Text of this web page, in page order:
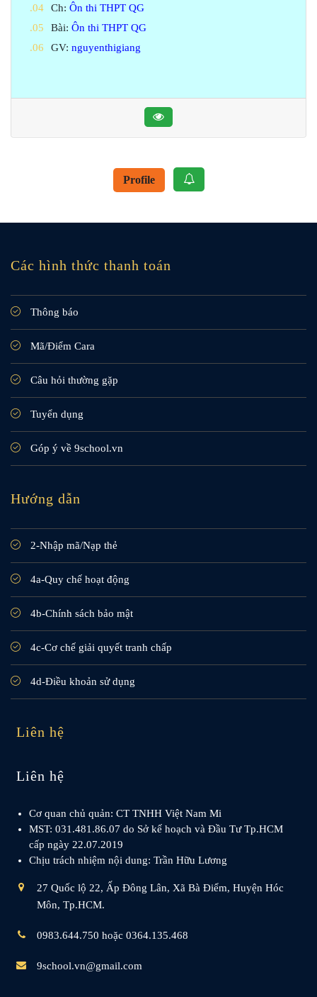
Ch:Ôn thi THPT QG
Bài:Ôn thi THPT QG
GV:nguyenthigiang
Profile
Các hình thức thanh toán
Thông báo
Mã/Điểm Cara
Câu hỏi thường gặp
Tuyển dụng
Góp ý về 9school.vn
Hướng dẫn
2-Nhập mã/Nạp thẻ
4a-Quy chế hoạt động
4b-Chính sách bảo mật
4c-Cơ chế giải quyết tranh chấp
4d-Điều khoản sử dụng
Liên hệ
Liên hệ
Cơ quan chủ quản: CT TNHH Việt Nam Mi
MST: 031.481.86.07 do Sở kế hoạch và Đầu Tư Tp.HCM
cấp ngày 22.07.2019
Chịu trách nhiệm nội dung: Trần Hữu Lương
27 Quốc lộ 22, Ấp Đông Lân, Xã Bà Điểm, Huyện Hóc
Môn, Tp.HCM.
0983.644.750 hoặc 0364.135.468
9school.vn@gmail.com